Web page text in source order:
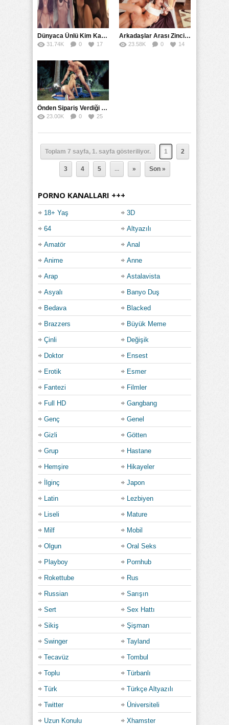
Dünyaca Ünlü Kim Kardashian İfşa Görüntüleri Yeniden Yayında
31.74K 0 17
Arkadaşlar Arası Zincirleme Sikişme Tamlaması
23.58K 0 14
Önden Sipariş Verdiği Tesla CyberTruck Amında Patladı
23.00K 0 25
Toplam 7 sayfa, 1. sayfa gösteriliyor. 1 2
3 4 5 ... » Son »
PORNO KANALLARI +++
18+ Yaş 3D
64 Altyazılı
Amatör Anal
Anime Anne
Arap Astalavista
Asyalı Banyo Duş
Bedava Blacked
Brazzers Büyük Meme
Çinli Değişik
Doktor Ensest
Erotik Esmer
Fantezi Filmler
Full HD Gangbang
Genç Genel
Gizli Götten
Grup Hastane
Hemşire Hikayeler
İlginç Japon
Latin Lezbiyen
Liseli Mature
Milf Mobil
Olgun Oral Seks
Playboy Pornhub
Rokettube Rus
Russian Sarışın
Sert Sex Hattı
Sikiş Şişman
Swinger Tayland
Tecavüz Tombul
Toplu Türbanlı
Türk Türkçe Altyazılı
Twitter Üniversiteli
Uzun Konulu Xhamster